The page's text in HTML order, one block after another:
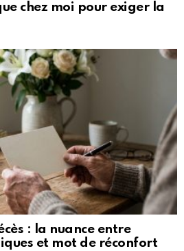
chez moi pour exiger la
: la nuance entre
et mot de réconfort